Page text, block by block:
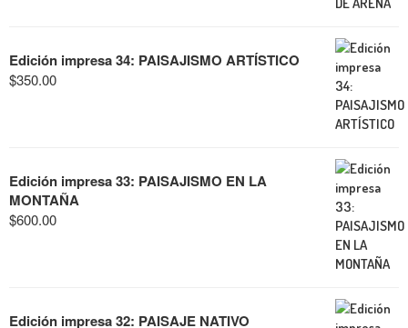
Edición impresa 34: PAISAJISMO ARTÍSTICO
$350.00
Edición impresa 33: PAISAJISMO EN LA
MONTAÑA
$600.00
Edición impresa 32: PAISAJE NATIVO